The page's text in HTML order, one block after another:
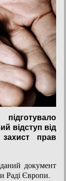
відступ від
прав
документ
Раді Європи.